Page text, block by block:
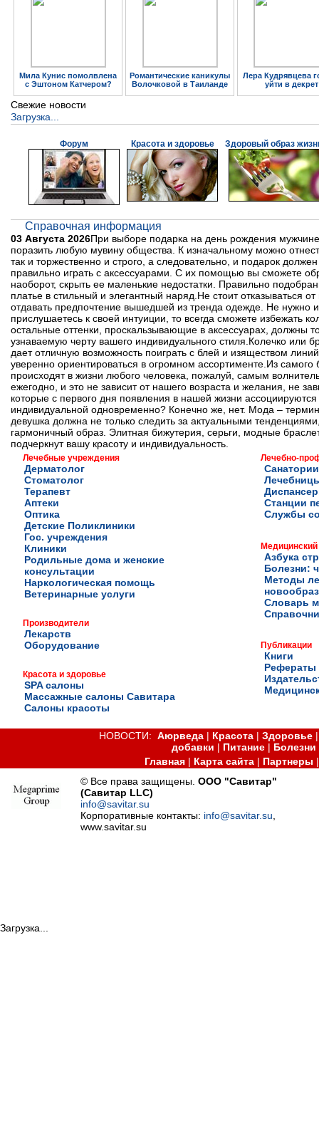
Мила Кунис помолвлена
с Эштоном Катчером?
Романтические каникулы
Волочковой в Таиланде
Лера Кудрявцева
уйти в декрет
Свежие новости
Загрузка...
Форум Красота и здоровье Здоровый образ
Справочная информация
03 Августа 2026При выборе подарка на день рождения
поразить любую мувину общества. К изначальному можно
так и торжественно и строго, а следовательно, и подарок
правильно играть с аксессуарами. С их помощью вы сможете
наоборот, скрыть ее маленькие недостатки. Правильно
платье в стильный и элегантный наряд.Не стоит отказываться
отдавать предпочтение вышедшей из тренда одежде. Не нужно
прислушаетесь к своей интуиции, то всегда сможете избежать
остальные оттенки, проскальзывающие в аксессуарах, должны
узнаваемую черту вашего индивидуального стиля.Колечко или
дает отличную возможность поиграть с блей и изяществом
уверенно ориентироваться в огромном ассортименте.Из
происходят в жизни любого человека, пожалуй, самым
ежегодно, и это не зависит от нашего возраста и желания, не
которые с первого дня появления в нашей жизни
индивидуальной одновременно? Конечно же, нет. Мода –
девушка должна не только следить за актуальными
гармоничный образ. Элитная бижутерия, серьги, модные
подчеркнут вашу красоту и индивидуальность.
Лечебные учреждения
Дерматолог
Стоматолог
Терапевт
Аптеки
Оптика
Детские Поликлиники
Гос. учреждения
Клиники
Родильные дома и женские
консультации
Наркологическая помощь
Ветеринарные услуги
Производители
Лекарств
Оборудование
Красота и здоровье
SPA салоны
Массажные салоны Савитара
Салоны красоты
Лечебно-
Станции
Службы
Медицинский
Азбука
Болезни:
Методы
Словарь
Публикации
Книги
Рефераты
НОВОСТИ:Аюрведа | Красота |Здоровье
добавки | Питание| Болезни
Главная| Карта сайта| Партнеры
© Все права защищены.ООО "Савитар"
(Савитар LLC)
info@savitar.su
Корпоративные контакты: info@savitar.su
www.savitar.su
Загрузка...